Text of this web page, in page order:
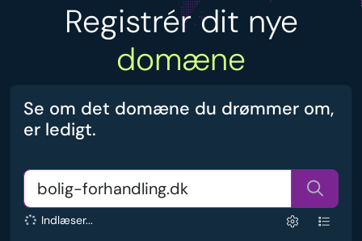
Registrér dit nye
domæne
Se om det domæne du drømmer om,
er ledigt.
Indlæser...